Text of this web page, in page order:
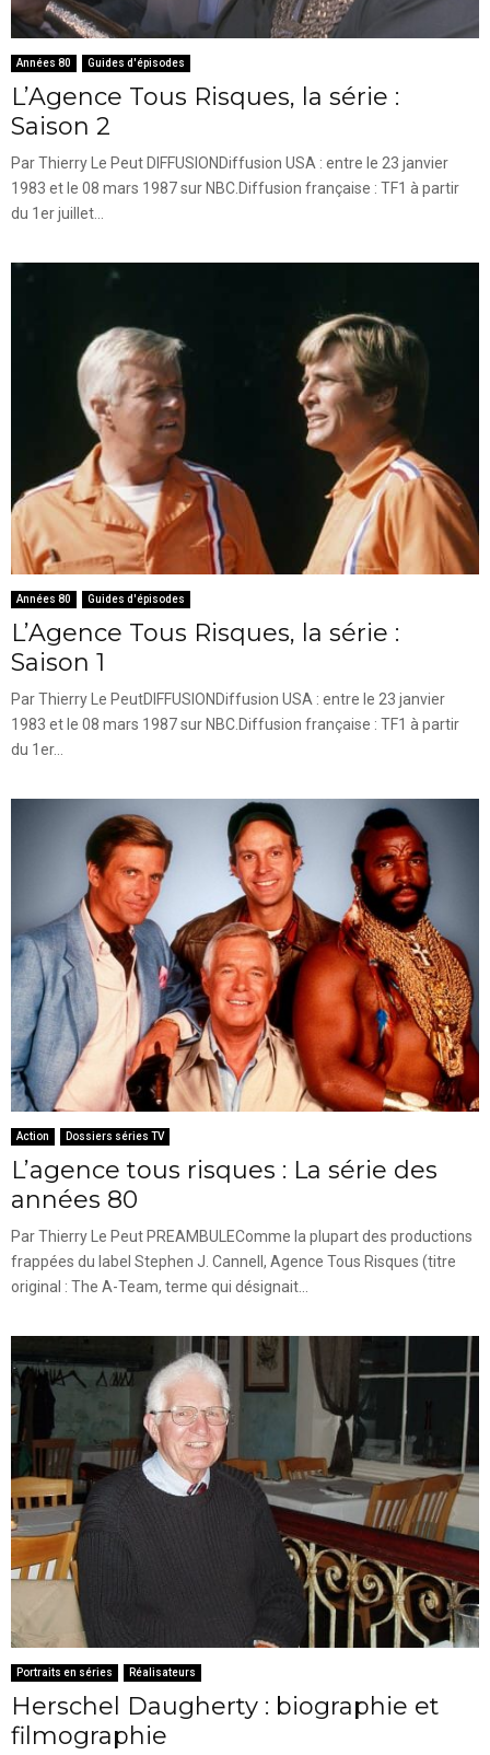
Années 80 Guides d'épisodes
L’Agence Tous Risques, la série :
Saison 2
Par Thierry Le Peut DIFFUSIONDiffusion USA : entre le 23 janvier
1983 et le 08 mars 1987 sur NBC.Diffusion française : TF1 à partir
du 1er juillet...
Années 80 Guides d'épisodes
L’Agence Tous Risques, la série :
Saison 1
Par Thierry Le PeutDIFFUSIONDiffusion USA : entre le 23 janvier
1983 et le 08 mars 1987 sur NBC.Diffusion française : TF1 à partir
du 1er...
Action Dossiers séries TV
L’agence tous risques : La série des
années 80
Par Thierry Le Peut PREAMBULEComme la plupart des productions
frappées du label Stephen J. Cannell, Agence Tous Risques (titre
original : The A-Team, terme qui désignait...
Portraits en séries Réalisateurs
Herschel Daugherty : biographie et
filmographie